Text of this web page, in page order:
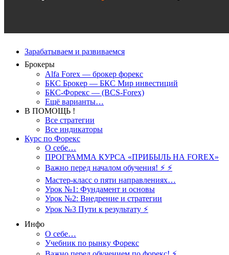
Зарабатываем и развиваемся
Брокеры
Alfa Forex — брокер форекс
БКС Брокер — БКС Мир инвестиций
БКС-Форекс — (BCS-Forex)
Ещё варианты…
В ПОМОЩЬ !
Все стратегии
Все индикаторы
Курс по Форекс
О себе…
ПРОГРАММА КУРСА «ПРИБЫЛЬ НА FOREX»
Важно перед началом обучения! ⚡ ⚡
Мастер-класс о пяти направлениях…
Урок №1: Фундамент и основы
Урок №2: Внедрение и стратегии
Урок №3 Пути к результату ⚡️
Инфо
О себе…
Учебник по рынку Форекс